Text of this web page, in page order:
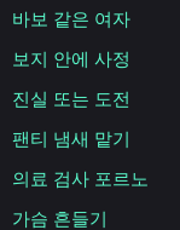
바보 같은 여자
보지 안에 사정
진실 또는 도전
팬티 냄새 맡기
의료 검사 포르노
가슴 흔들기